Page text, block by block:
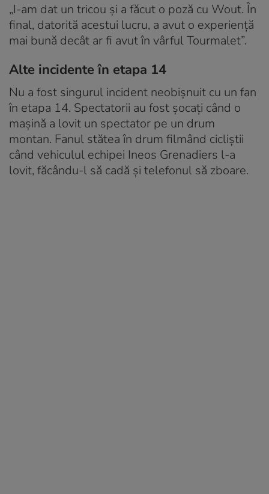
„I-am dat un tricou și a făcut o poză cu Wout. În
final, datorită acestui lucru, a avut o experiență
mai bună decât ar fi avut în vârful Tourmalet”.
Alte incidente în etapa 14
Nu a fost singurul incident neobișnuit cu un fan
în etapa 14. Spectatorii au fost șocați când o
mașină a lovit un spectator pe un drum
montan. Fanul stătea în drum filmând cicliștii
când vehiculul echipei Ineos Grenadiers l-a
lovit, făcându-l să cadă și telefonul să zboare.